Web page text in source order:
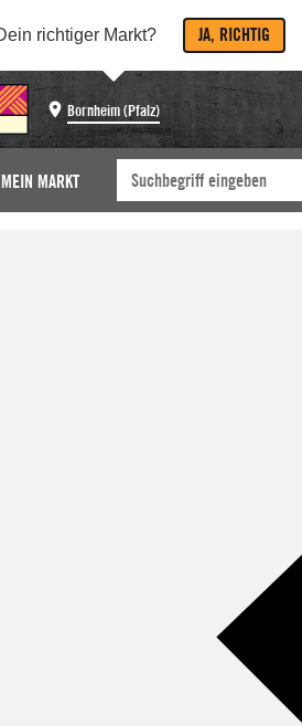
richtiger Markt? JA, RICHTIG
Bornheim (Pfalz)
MEIN MARKT